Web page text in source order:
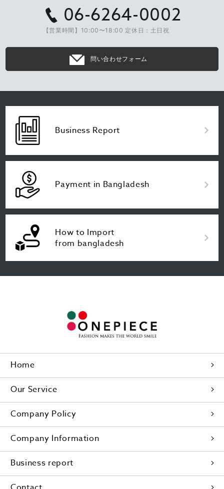
06-6264-0002
【営業時間】10:00〜18:00 定休日：土日祝
問い合わせフォーム
Business Report
Payment in Bangladesh
How to Import
from bangladesh
Home
Our Service
Company Policy
Company Information
Business report